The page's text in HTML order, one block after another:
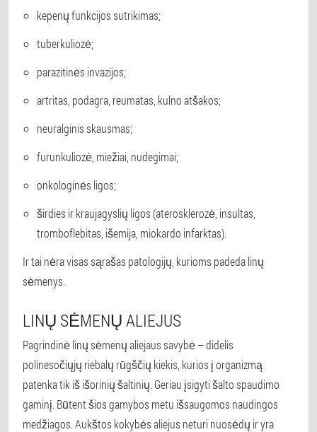
kepenų funkcijos sutrikimas;
tuberkuliozė;
parazitinės invazijos;
artritas, podagra, reumatas, kulno atšakos;
neuralginis skausmas;
furunkuliozė, miežiai, nudegimai;
onkologinės ligos;
širdies ir kraujagyslių ligos (aterosklerozė, insultas,
tromboflebitas, išemija, miokardo infarktas).
Ir tai nėra visas sąrašas patologijų, kurioms padeda linų
sėmenys.
LINŲ SĖMENŲ ALIEJUS
Pagrindinė linų sėmenų aliejaus savybė – didelis
polinesočiųjų riebalų rūgščių kiekis, kurios į organizmą
patenka tik iš išorinių šaltinių. Geriau įsigyti šalto spaudimo
gaminį. Būtent šios gamybos metu išsaugomos naudingos
medžiagos. Aukštos kokybės aliejus neturi nuosėdų ir yra